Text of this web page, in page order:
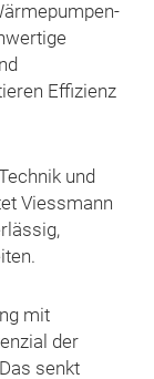
Effizienz
und
Viessmann
mit
der
senkt